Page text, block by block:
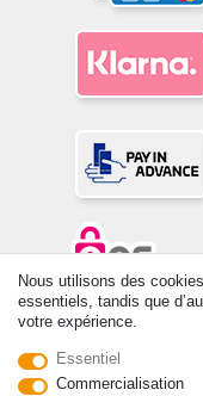
© Copyright 2026 | Tous
en Euros TTC. Les
Nous utilisons des
essentiels, tandis que
votre expérience.
Essentiel
Commercialisation